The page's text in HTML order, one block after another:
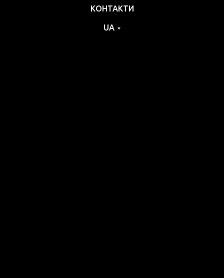
КОНТАКТИ
UA